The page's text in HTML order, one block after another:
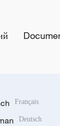
Français
Deutsch